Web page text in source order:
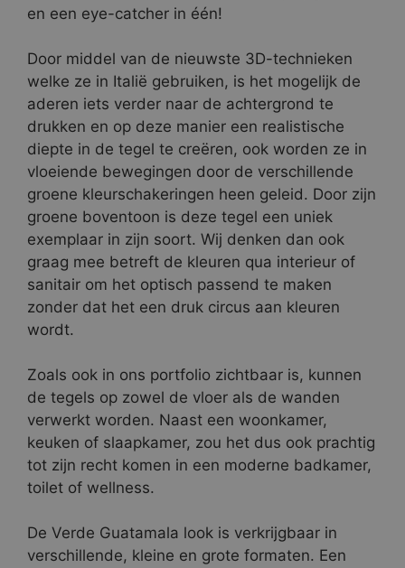
en een eye-catcher in één!
Door middel van de nieuwste 3D-technieken
welke ze in Italië gebruiken, is het mogelijk de
aderen iets verder naar de achtergrond te
drukken en op deze manier een realistische
diepte in de tegel te creëren, ook worden ze in
vloeiende bewegingen door de verschillende
groene kleurschakeringen heen geleid. Door zijn
groene boventoon is deze tegel een uniek
exemplaar in zijn soort. Wij denken dan ook
graag mee betreft de kleuren qua interieur of
sanitair om het optisch passend te maken
zonder dat het een druk circus aan kleuren
wordt.
Zoals ook in ons portfolio zichtbaar is, kunnen
de tegels op zowel de vloer als de wanden
verwerkt worden. Naast een woonkamer,
keuken of slaapkamer, zou het dus ook prachtig
tot zijn recht komen in een moderne badkamer,
toilet of wellness.
De Verde Guatamala look is verkrijgbaar in
verschillende, kleine en grote formaten. Een